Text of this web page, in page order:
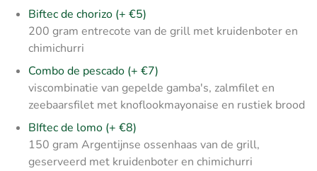
Biftec de chorizo (+ €5)
200 gram entrecote van de grill met kruidenboter en
chimichurri
Combo de pescado (+ €7)
viscombinatie van gepelde gamba's, zalmfilet en
zeebaarsfilet met knoflookmayonaise en rustiek brood
BIftec de lomo (+ €8)
150 gram Argentijnse ossenhaas van de grill,
geserveerd met kruidenboter en chimichurri